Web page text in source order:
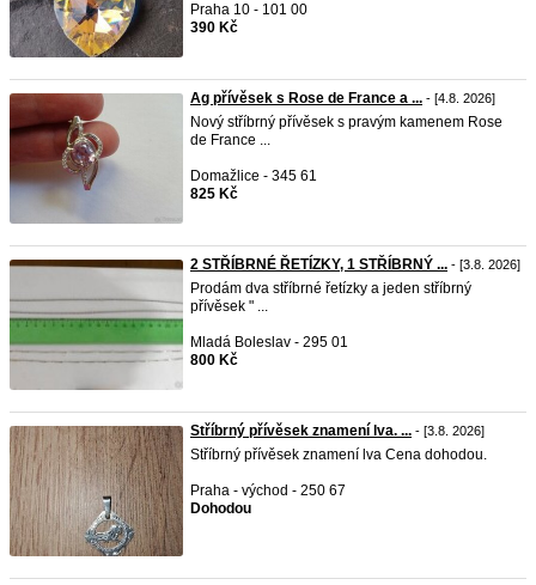
Praha 10 - 101 00
390 Kč
Ag přívěsek s Rose de France a ... - [4.8. 2026]
Nový stříbrný přívěsek s pravým kamenem Rose
de France ...
Domažlice - 345 61
825 Kč
2 STŘÍBRNÉ ŘETÍZKY, 1 STŘÍBRNÝ ... - [3.8. 2026]
Prodám dva stříbrné řetízky a jeden stříbrný
přívěsek " ...
Mladá Boleslav - 295 01
800 Kč
Stříbrný přívěsek znamení lva. ... - [3.8. 2026]
Stříbrný přívěsek znamení lva Cena dohodou.
Praha - východ - 250 67
Dohodou